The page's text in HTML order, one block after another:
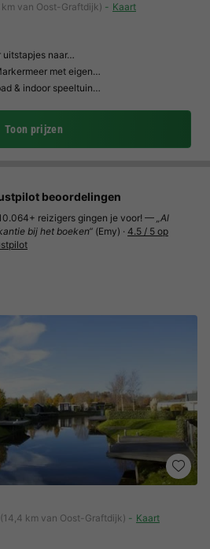
km van Oost-Graftdijk) Kaart
uitstapjes naar…
met eigen…
& indoor speeltuin…
Toon prijzen
(14,4 km van Oost-Graftdijk) Kaart
beoordelingen
reizigers gingen je voor! — „Al
bij het boeken“ (Emy) · 4.5 / 5 op